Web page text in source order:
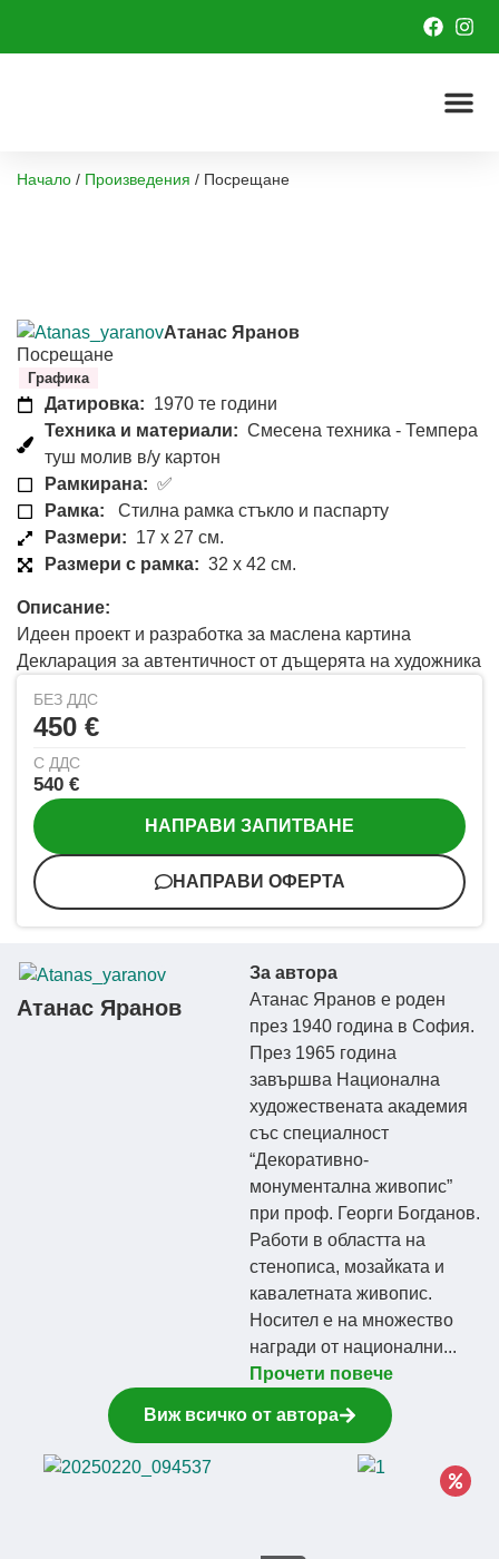
Начало / Произведения / Посрещане
Атанас Яранов
Посрещане
Графика
Датировка: 1970 те години
Техника и материали: Смесена техника - Темпера
туш молив в/у картон
Рамкирана: ✅
Рамка: Стилна рамка стъкло и паспарту
Размери: 17 x 27 см.
Размери с рамка: 32 x 42 см.
Описание:
Идеен проект и разработка за маслена картина
Декларация за автентичност от дъщерята на художника
БЕЗ ДДС
450 €
С ДДС
540 €
НАПРАВИ ЗАПИТВАНЕ
НАПРАВИ ОФЕРТА
Атанас Яранов
За автора
Атанас Яранов е роден
през 1940 година в София.
През 1965 година
завършва Национална
художествената академия
със специалност
“Декоративно-
монументална живопис”
при проф. Георги Богданов.
Работи в областта на
стенописа, мозайката и
кавалетната живопис.
Носител е на множество
награди от национални...
Прочети повече
Виж всичко от автора